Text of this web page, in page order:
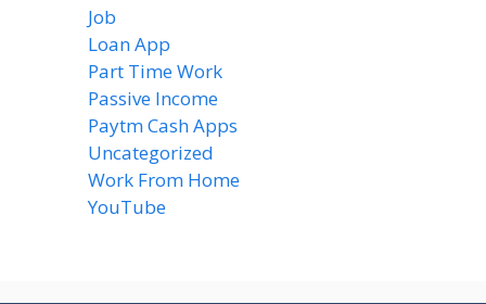
Job
Loan App
Part Time Work
Passive Income
Paytm Cash Apps
Uncategorized
Work From Home
YouTube